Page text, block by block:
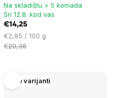
Na skladištu > 5 komada
Sri 12.8. kod vas
€14,25
Cijena
mjere:
€2,85 / 100 g
€20,36
Više varijanti